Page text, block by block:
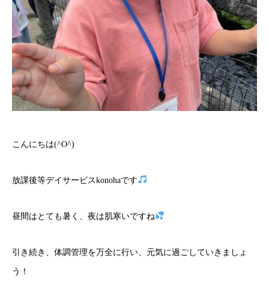
こんにちは(^O^)
放課後等デイサービスkonohaです
昼間はとても暑く、夜は肌寒いですね
引き続き、体調管理を万全に行い、元気に過ごしていきましょ
う！